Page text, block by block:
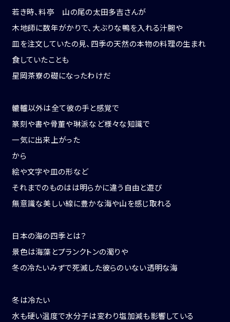
若き時、料亭 山の尾の太田多吉さんが
木地師に数年がかりで、大ぶりな鴨を入れる汁腕や
皿を注文していたの見、四季の天然の本物の料理の生まれ
食していたことも
星岡茶寮の礎になったわけだ
轆轤以外は全て彼の手と感覚で
篆刻や書や骨董や琳派など様々な知識で
一気に出来上がった
から
絵や文字や皿の形など
それまでのものはは明らかに違う自由と遊び
無意識な美しい線に豊かな海や山を感じ取れる
日本の海の四季とは？
景色は海藻とプランクトンの濁りや
冬の冷たいみずで死滅した彼らのいない透明な海
冬は冷たい
水も硬い温度で水分子は変わり塩加減も影響している